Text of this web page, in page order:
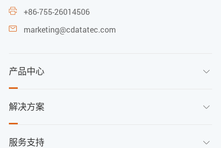
 +86-755-26014506
 marketing@cdatatec.com
产品中心 
解决方案 
服务支持 